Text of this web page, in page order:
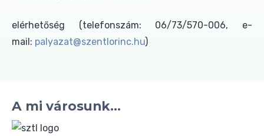
elérhetőség (telefonszám: 06/73/570-006, e-
mail: palyazat@szentlorinc.hu)
A mi városunk...